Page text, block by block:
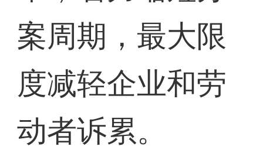
案周期，最大限
度减轻企业和劳
动者诉累。